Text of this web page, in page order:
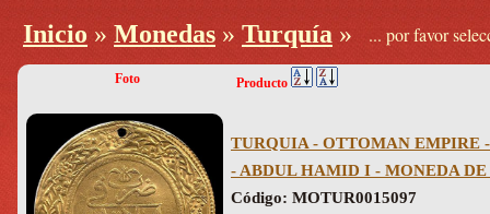
Inicio » Monedas » Turquía » ... por favor
Foto Producto
TURQUIA - OTTOMAN EMPIRE
- ABDUL HAMID I - MONEDA DE
Código: MOTUR0015097